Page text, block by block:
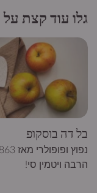
גלו עוד קצת
בל דה בוסקופ
הרבה ויטמין סי!